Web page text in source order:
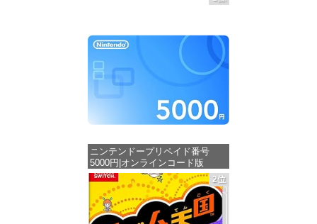
ニンテンドープリペイド番号
5000円|オンラインコード版
価格：¥5,000
2位